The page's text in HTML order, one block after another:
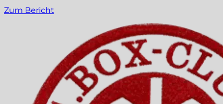
Zum Bericht